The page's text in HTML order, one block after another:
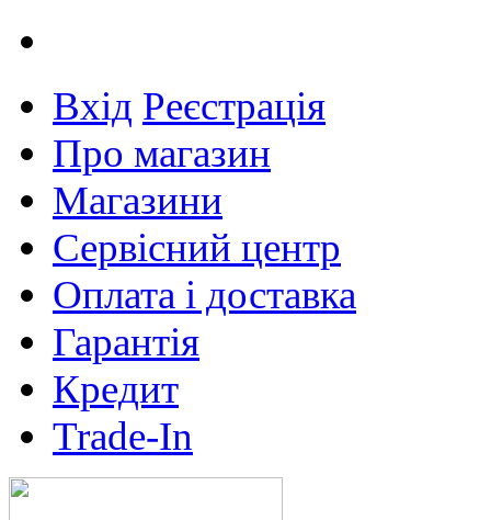
Вхід Реєстрація
Про магазин
Магазини
Сервісний центр
Оплата і доставка
Гарантія
Кредит
Trade-In